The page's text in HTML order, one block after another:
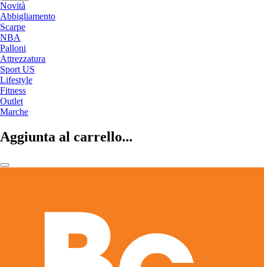
Novità
Abbigliamento
Scarpe
NBA
Palloni
Attrezzatura
Sport US
Lifestyle
Fitness
Outlet
Marche
Aggiunta al carrello...